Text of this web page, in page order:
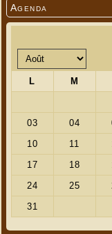
Agenda